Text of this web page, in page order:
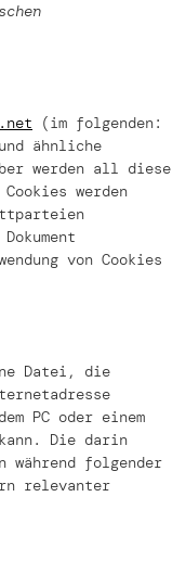
(im folgenden:
ähnliche
werden all diese
werden
von Cookies
Datei, die
PC oder einem
Die darin
während folgender
relevanter